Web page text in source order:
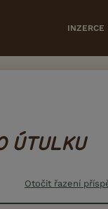
INZERCE
ÚTULKU
Otočit řazení